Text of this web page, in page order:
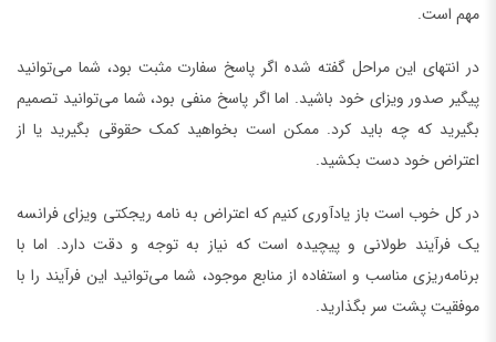
مهم است.
در انتهای این مراحل گفته شده اگر پاسخ سفارت مثبت بود، شما می‌توانید
پیگیر صدور ویزای خود باشید. اما اگر پاسخ منفی بود، شما می‌توانید تصمیم
بگیرید که چه باید کرد. ممکن است بخواهید کمک حقوقی بگیرید یا از
اعتراض خود دست بکشید.
در کل خوب است باز یادآوری کنیم که اعتراض به نامه ریجکتی ویزای فرانسه
یک فرآیند طولانی و پیچیده است که نیاز به توجه و دقت دارد. اما با
برنامه‌ریزی مناسب و استفاده از منابع موجود، شما می‌توانید این فرآیند را با
موفقیت پشت سر بگذارید.